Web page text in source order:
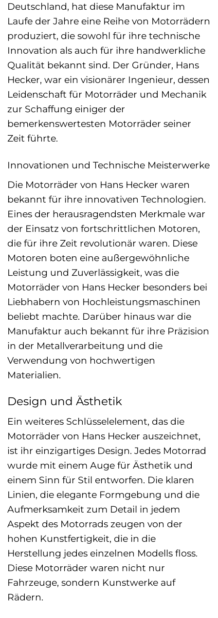
Deutschland, hat diese Manufaktur im
Laufe der Jahre eine Reihe von Motorrädern
produziert, die sowohl für ihre technische
Innovation als auch für ihre handwerkliche
Qualität bekannt sind. Der Gründer, Hans
Hecker, war ein visionärer Ingenieur, dessen
Leidenschaft für Motorräder und Mechanik
zur Schaffung einiger der
bemerkenswertesten Motorräder seiner
Zeit führte.
Innovationen und Technische Meisterwerke
Die Motorräder von Hans Hecker waren
bekannt für ihre innovativen Technologien.
Eines der herausragendsten Merkmale war
der Einsatz von fortschrittlichen Motoren,
die für ihre Zeit revolutionär waren. Diese
Motoren boten eine außergewöhnliche
Leistung und Zuverlässigkeit, was die
Motorräder von Hans Hecker besonders bei
Liebhabern von Hochleistungsmaschinen
beliebt machte. Darüber hinaus war die
Manufaktur auch bekannt für ihre Präzision
in der Metallverarbeitung und die
Verwendung von hochwertigen
Materialien.
Design und Ästhetik
Ein weiteres Schlüsselelement, das die
Motorräder von Hans Hecker auszeichnet,
ist ihr einzigartiges Design. Jedes Motorrad
wurde mit einem Auge für Ästhetik und
einem Sinn für Stil entworfen. Die klaren
Linien, die elegante Formgebung und die
Aufmerksamkeit zum Detail in jedem
Aspekt des Motorrads zeugen von der
hohen Kunstfertigkeit, die in die
Herstellung jedes einzelnen Modells floss.
Diese Motorräder waren nicht nur
Fahrzeuge, sondern Kunstwerke auf
Rädern.